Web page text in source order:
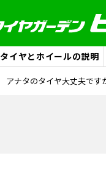
タイヤとホイールの説明
アナタのタイヤ大丈夫です